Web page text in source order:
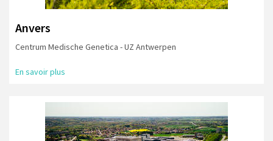
Anvers
Centrum Medische Genetica - UZ Antwerpen
En savoir plus